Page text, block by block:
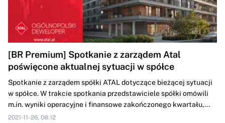
[BR Premium] Spotkanie z zarządem Atal
poświęcone aktualnej sytuacji w spółce
Spotkanie z zarządem spółki ATAL dotyczące bieżącej sytuacji
w spółce. W trakcie spotkania przedstawiciele spółki omówili
m.in. wyniki operacyjne i finansowe zakończonego kwartału,...
2021-11-26, 08:12